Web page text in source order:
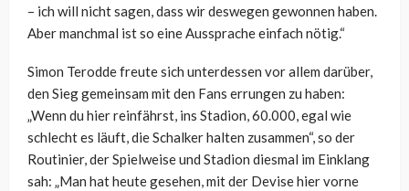
– ich will nicht sagen, dass wir deswegen gewonnen haben.
Aber manchmal ist so eine Aussprache einfach nötig.“
Simon Terodde freute sich unterdessen vor allem darüber,
den Sieg gemeinsam mit den Fans errungen zu haben:
„Wenn du hier reinfährst, ins Stadion, 60.000, egal wie
schlecht es läuft, die Schalker halten zusammen“, so der
Routinier, der Spielweise und Stadion diesmal im Einklang
sah: „Man hat heute gesehen, mit der Devise hier vorne